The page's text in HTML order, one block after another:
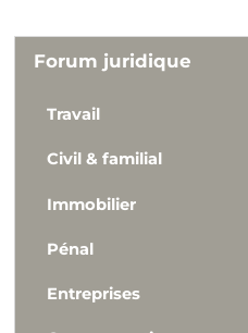
Forum juridique
Travail
Civil & familial
Immobilier
Pénal
Entreprises